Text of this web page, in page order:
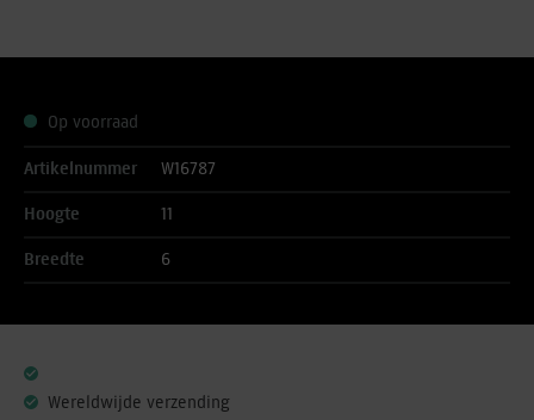
Op voorraad
Artikelnummer W16787
Hoogte 11
Breedte 6
Wereldwijde verzending